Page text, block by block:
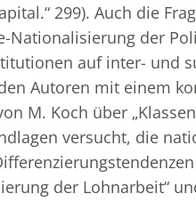
299). Auch die
Nationalisierung der
auf inter- und
Autoren mit einem
M. Koch über
versucht, die
der Lohnarbeit“